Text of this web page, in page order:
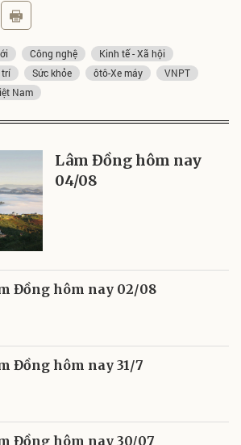
Công nghệ
Kinh tế - Xã hội
trí Sức khỏe ôtô-Xe máy
VNPT
Nam
Lâm Đồng hôm nay
04/08
Đồng hôm nay 02/08
Đồng hôm nay 31/7
Đồng hôm nay 30/07